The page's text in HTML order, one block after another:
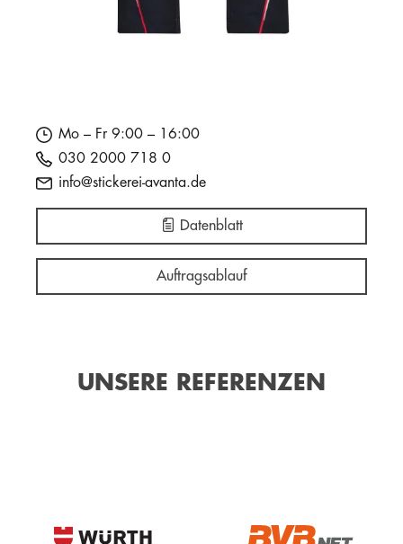
Mo – Fr 9:00 – 16:00
030 2000 718 0
info@stickerei-avanta.de
Datenblatt
Auftragsablauf
UNSERE REFERENZEN